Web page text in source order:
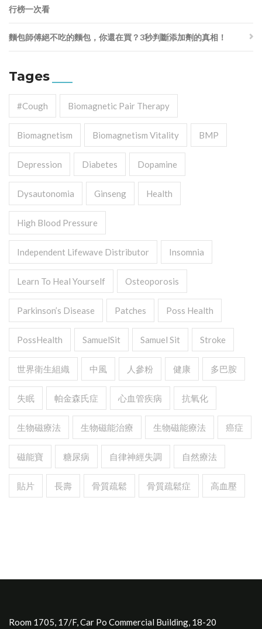
行榜一次看
麵包師傅絕不吃的麵包，你還在買？3秒判斷添加劑的真相！
Tages
#cough Biomagnetic Pair Therapy
Biomagnetism Biomagnetism Vitality BMP
Depression Diabetes Dopamine
Dysautonomia Ginseng Health
High Blood Pressure
Independent Lifewave Distributor Insomnia
Learn To Heal Yourself Osteoporosis
Parkinson’s Disease Patches Poss Health
PossHealth SamuelSit Samuel Sit Stroke
世界衛生組織 中風 人參粉 健康 多巴胺
失眠 帕金森氏症 心血管疾病 抗氧化
生物磁療法 生物磁能治療 生物磁能療法 癌症
磁能寶 糖尿病 自律神經失調 自然療法
貼片 長壽 骨質疏鬆 骨質疏鬆症 高血壓
Room 1705, 17/F, Car Po Commercial Building, 18-20